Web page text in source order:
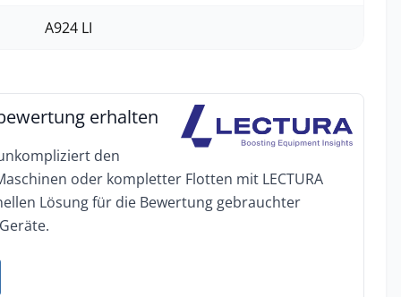
A924 LI
erhalten
den
oder kompletter Flotten mit LECTURA
Lösung für die Bewertung gebrauchter